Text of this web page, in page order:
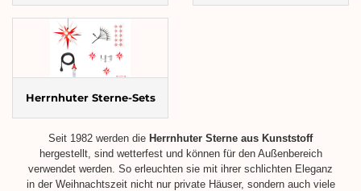
Herrnhuter Sterne-Sets
Seit 1982 werden die Herrnhuter Sterne aus Kunststoff
hergestellt, sind wetterfest und können für den Außenbereich
verwendet werden. So erleuchten sie mit ihrer schlichten Eleganz
in der Weihnachtszeit nicht nur private Häuser, sondern auch viele